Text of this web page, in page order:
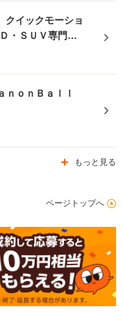
イックモーショ
・ＳＵＶ専門店
ｏｎＢａｌｌ
もっと見る
ページトップへ